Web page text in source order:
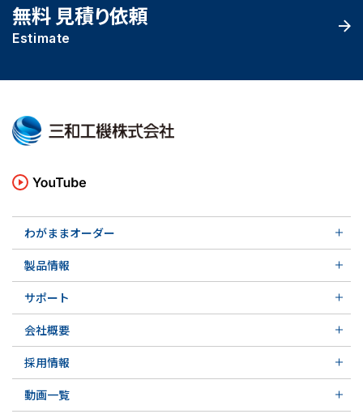
無料 見積り依頼
Estimate
わがままオーダー
実例ご紹介
その他の導入事例
軸受け付きシールユニット
実例ご紹介
製品情報
特殊用途用メカニカルシール
メカニカルシールの不思議
サポート
実例ご紹介
会社概要
会社沿革
関連会社
採用情報
先輩の声
動画一覧